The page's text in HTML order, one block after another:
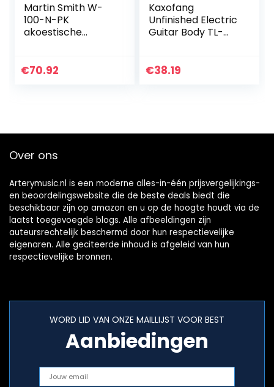
Martin Smith W-
100-N-PK
akoestische
gitaarplectrums
€70.92
Kaxofang
Unfinished Electric
Guitar Body TL-
TELE Style Electric
€38.19
Over ons
Arterymusic.nl is een moderne alles-in-één prijsvergelijkings-
en beoordelingswebsite die de beste deals biedt die
beschikbaar zijn op amazon en u op de hoogte houdt via de
laatst toegevoegde blogs. Alle afbeeldingen zijn
auteursrechtelijk beschermd door hun respectievelijke
eigenaren. Alle geciteerde inhoud is afgeleid van hun
respectievelijke bronnen.
WORD LID VAN ONZE MAILLIJST VOOR BEST
Aanbiedingen